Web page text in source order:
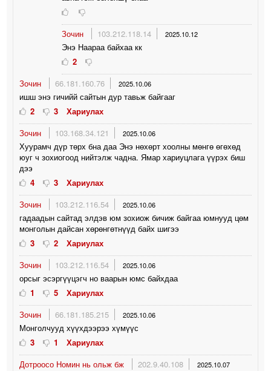
Зочин 103.212.118.14 2025.10.12
Энэ Наараа байхаа кк
2
Зочин
66.181.160.76 2025.10.06
ишш энэ гичийй сайтын дур тавьж байгааг
2
3
Хариулах
Зочин
103.168.34.121 2025.10.06
Хуурамч дүр төрх бна даа Энэ нөхөрт хоолны мөнгө өгөхөд
юуг ч зохиогоод нийтэлж чадна. Ямар хариуцлага үүрэх биш
дээ
4
3
Хариулах
Зочин
103.212.116.54 2025.10.06
гадаадын сайтад элдэв юм зохиож бичиж байгаа юмнууд цөм
монголын дайсан хөрөнгөтнүүд байх шигээ
3
2
Хариулах
Зочин
103.212.116.54 2025.10.06
орсыг эсэргүүцэгч но ваарын юмс байхдаа
1
5
Хариулах
Зочин
66.181.185.215 2025.10.06
Монголчууд хүүхдээрээ хүмүүс
3
1
Хариулах
Дотроосо Номин нь ольж бж
202.9.40.108 2025.10.07